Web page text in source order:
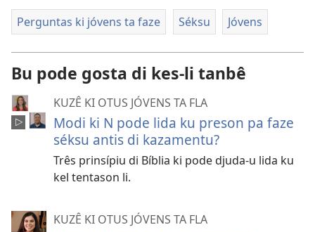
Perguntas ki jóvens ta faze Séksu Jóvens
Bu pode gosta di kes-li tanbê
KUZÊ KI OTUS JÓVENS TA FLA
Modi ki N pode lida ku preson pa faze
séksu antis di kazamentu?
Três prinsípiu di Bíblia ki pode djuda-u lida ku
kel tentason li.
KUZÊ KI OTUS JÓVENS TA FLA